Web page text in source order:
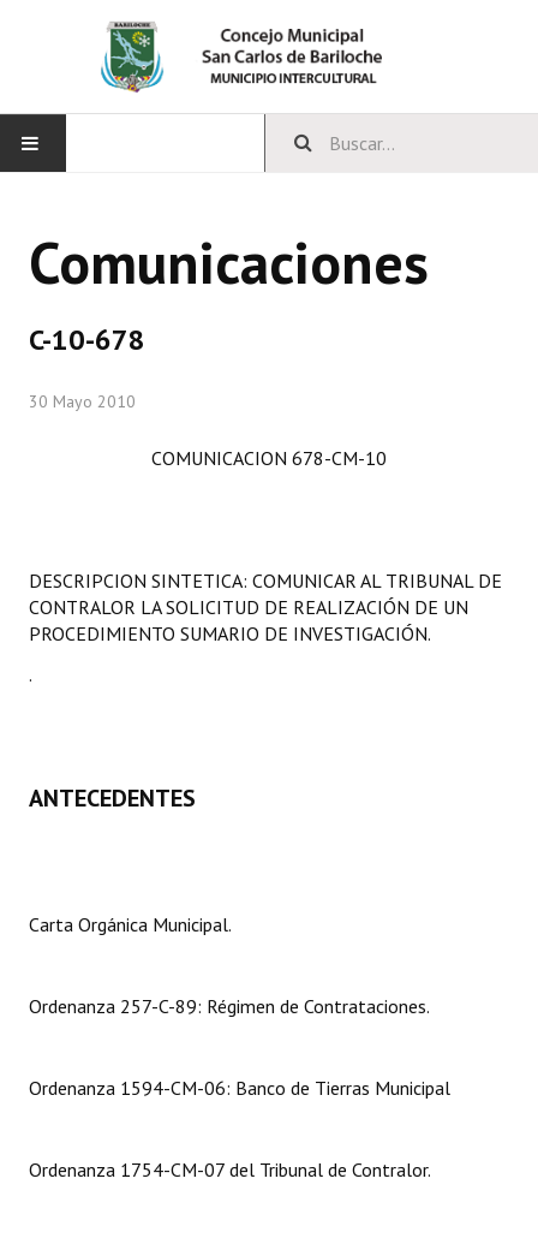
CONCEJO
Comisiones Permanentes
Comisiones Especiales
LEGISLACIÓN
Organigrama
Actas de Sesión
Comunicaciones
C-10-678
30 Mayo 2010
COMUNICACION 678-CM-10
DESCRIPCION SINTETICA: COMUNICAR AL TRIBUNAL DE
CONTRALOR LA SOLICITUD DE REALIZACIÓN DE UN
PROCEDIMIENTO SUMARIO DE INVESTIGACIÓN.
.
ANTECEDENTES
Carta Orgánica Municipal.
Ordenanza 257-C-89: Régimen de Contrataciones.
Ordenanza 1594-CM-06: Banco de Tierras Municipal
Ordenanza 1754-CM-07 del Tribunal de Contralor.